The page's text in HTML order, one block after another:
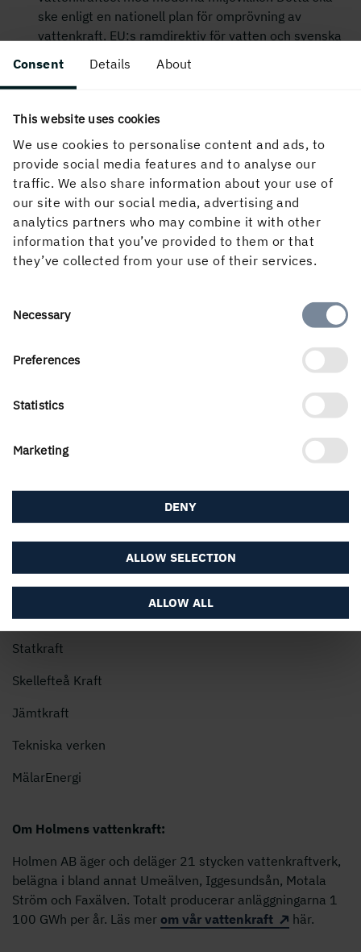
Consent Details About
This website uses cookies
We use cookies to personalise content and ads, to
provide social media features and to analyse our
traffic. We also share information about your use of
our site with our social media, advertising and
analytics partners who may combine it with other
information that you’ve provided to them or that
they’ve collected from your use of their services.
Consent
Necessary
Preferences
Statistics
Marketing
ALLOW ALL
ALLOW SELECTION
DENY
ske enligt en nationell plan för omprövning av
vattenkraft. EU:s ramdirektiv för vatten och svenska
miljökvalitetsmål sätter också mål för hur svensk
Alla som omfattas av den nationella planen och
bedriver vattenverksamhet för produktion av
vattenkraftsel i Sverige kommer kunna ansöka om
ekonomisk ersättning från fonden. Den finansierar
upp till 85 procent av kostnaderna för utredning,
prövning av miljöåtgärderna i domstol och själva
genomförandet av de åtgärder som domstolen
beslutat. Den kan också ersätta eventuella
Målet är att all svensk vattenkraft ska miljöanpassas
långsiktigt hållbara ekosystem.
Webbsida:
miljöfond:
Holmen
Fortum
Uniper
Statkraft
Skellefteå Kraft
Jämtkraft
Tekniska verken
MälarEnergi
Om Holmens vattenkraft:
Holmen AB äger och deläger 21 stycken vattenkraftverk,
belägna i bland annat Umeälven, Iggesundsån, Motala
Ström och Faxälven. Totalt producerar anläggningarna 1
100 GWh per år. Läs mer om vår vattenkraft här.